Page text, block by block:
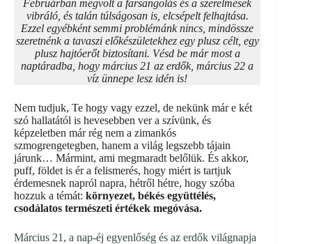
Februárban megvolt a farsangolás és a szerelmesek
vibráló, és talán túlságosan is, elcsépelt felhajtása.
Ezzel egyébként semmi problémánk nincs, mindössze
szeretnénk a tavaszi előkészületekhez egy plusz célt, egy
plusz hajtóerőt biztosítani. Vésd be már most a
naptáradba, hogy március 21 az erdők, március 22 a
víz ünnepe lesz idén is!
Nem tudjuk, Te hogy vagy ezzel, de nekünk már e két
szó hallatától is hevesebben ver a szívünk, és
képzeletben már rég nem a zimankós
szmogrengetegben, hanem a világ legszebb tájain
járunk… Mármint, ami megmaradt belőlük. És akkor,
puff, földet is ér a felismerés, hogy miért is tartjuk
érdemesnek napról napra, hétről hétre, hogy szóba
hozzuk a témát: környezet, békés együttélés,
csodálatos természeti értékek megóvása.
Március 21, a nap-éj egyenlőség és az erdők világnapja